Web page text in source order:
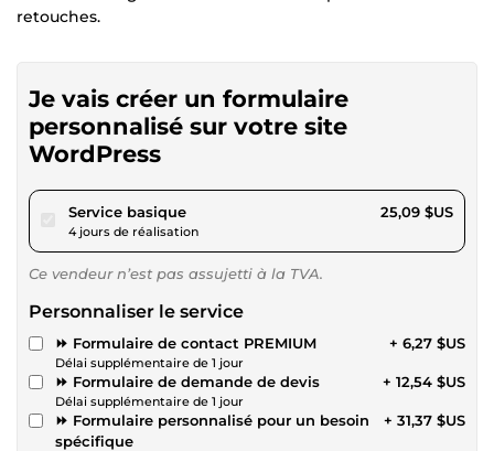
retouches.
Je vais créer un formulaire
personnalisé sur votre site
WordPress
Service basiquepour 23,13 $US
4 jours de réalisation
25,09 $US
Ce vendeur n’est pas assujetti à la TVA.
Personnaliser le service
⏩ Formulaire de contact PREMIUM
Délai supplémentaire de 1 jour
+ 6,27 $US
⏩ Formulaire de demande de devis
Délai supplémentaire de 1 jour
+ 12,54 $US
⏩ Formulaire personnalisé pour un besoin
spécifique
+ 31,37 $US